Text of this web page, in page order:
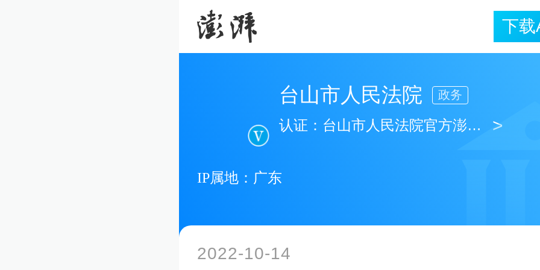
下载
台山市人民法院 政务
认证： 台山市人民法院官方澎湃号 >
IP属地： 广东
2022-10-14